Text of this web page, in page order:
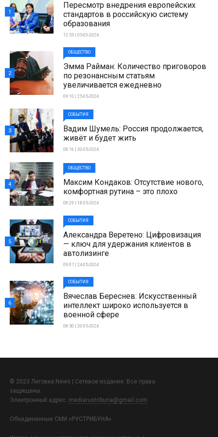
Пересмотр внедрения европейских
стандартов в российскую систему
образования
12:55 | 05-03-2024
1
ОБЩЕСТВО
Эмма Райман: Количество приговоров
по резонансным статьям
увеличивается ежедневно
09:10 | 25-05-2024
2
СОБЫТИЯ
Вадим Шумель: Россия продолжается,
живёт и будет жить
08:16 | 30-05-2024
3
ОБЩЕСТВО
Максим Кондаков: Отсутствие нового,
комфортная рутина – это плохо
08:29 | 18-05-2024
4
СОБЫТИЯ
Александра Веретено: Цифровизация
— ключ для удержания клиентов в
автолизинге
09:07 | 24-05-2024
5
СОБЫТИЯ
Вячеслав Береснев: Искусственный
интеллект широко используется в
военной сфере
08:50 | 20-05-2024
6
© 2023 Лиговка News | Сетевое издание. Все права
защищены.
Электронный адрес: mediarustribuna@gmail.com
Объединенные СМИ «РУСТРИБУНА»